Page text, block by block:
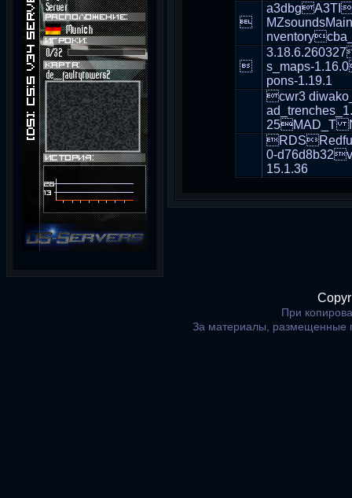


s_maps-
pons-1.19.1
cwr3
25MAD_T
0-
15.1.36
При
За материалы, размещенные